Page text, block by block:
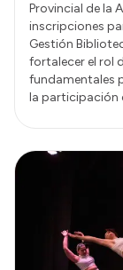
Provincial de la
inscripciones
Gestión
fortalecer el rol
fundamentales
la participación